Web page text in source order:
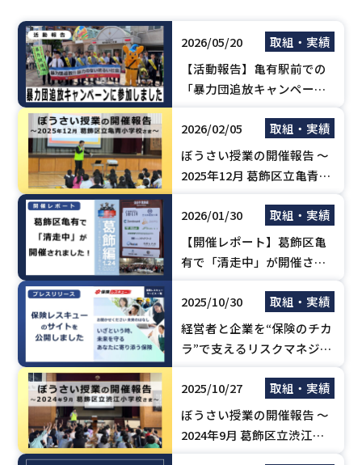
2026/05/20
取組・実績
【活動報告】亀有駅前での
「暴力団追放キャンペー
不防協）
2026/02/05
取組・実績
ぼうさい授業の開催報告 ～
2025年12月 葛飾区立亀青小
2026/01/30
取組・実績
【開催レポート】葛飾区亀
有で「清走中」が開催され
2025/10/30
取組・実績
経営者と企業を“保険のチカ
ラ”で支えるリスクマネジメ
キュー」を公開しました。
2025/10/27
取組・実績
ぼうさい授業の開催報告 ～
2024年9月 葛飾区立渋江小